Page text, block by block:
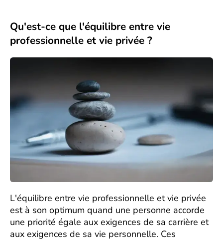
Qu'est-ce que l'équilibre entre vie
professionnelle et vie privée ?
L'équilibre entre vie professionnelle et vie privée
est à son optimum quand une personne accorde
une priorité égale aux exigences de sa carrière et
aux exigences de sa vie personnelle. Ces